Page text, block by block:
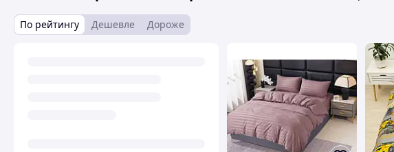
По рейтингу Дешевле Дороже